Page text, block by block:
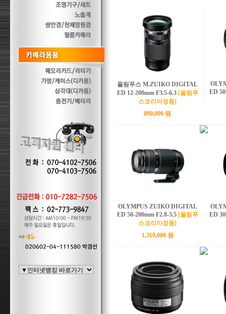
올림푸스 M.ZUIKO DIGITAL
ED 12-200mm F3.5-6.3 [올림푸
스코리아정품]
890,000 원
ED
OLYMPUS ZUIKO DIGITAL
ED 50-200mm F2.8-3.5 [올림푸
스코리아정품]
1,310,000 원
ED